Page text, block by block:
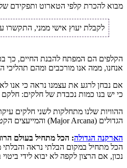
מבוא להכרת קלפי הטארוט ותפקידם
לקבלת יעוץ אישי ממני, התקשרו עכשיו: 072-
הקלפים הם המפתח להבנת החיים, כך בכל אופן אני רואה את הדברים.
אנחנו, ממה אנו מורכבים ומהם
אם נבחן לרגע את עצמנו נראה כי אנו
כי יש בנו כמות נכבדת של חלקים: חלקם
ההוויות שלנו מתחלקות לשני חלקים
הגדולים (Major Arcana) והמייעצים הקטנים (Minor Arcana).
הארקנה הגדולה: הכל מתחיל בעולם
הכל מתחיל במקום הבלתי נראה והבלתי
נכון, אם הרצון לקפה לא יבוא לידי